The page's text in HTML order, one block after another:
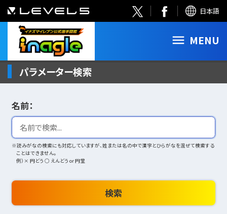
日本語
MENU
パラメーター検索
名前：
※読みがなの検索にも対応していますが、姓または名の中で漢字とひらがなを混ぜて検索する
ことはできません。
例）× 円どう ○ えんどう or 円堂
検索